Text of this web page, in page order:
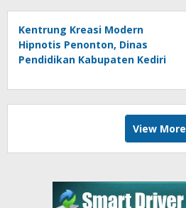
Kentrung Kreasi Modern
Hipnotis Penonton, Dinas
Pendidikan Kabupaten Kediri
View More